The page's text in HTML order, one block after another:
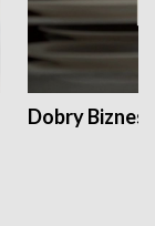
Dobry Biznes